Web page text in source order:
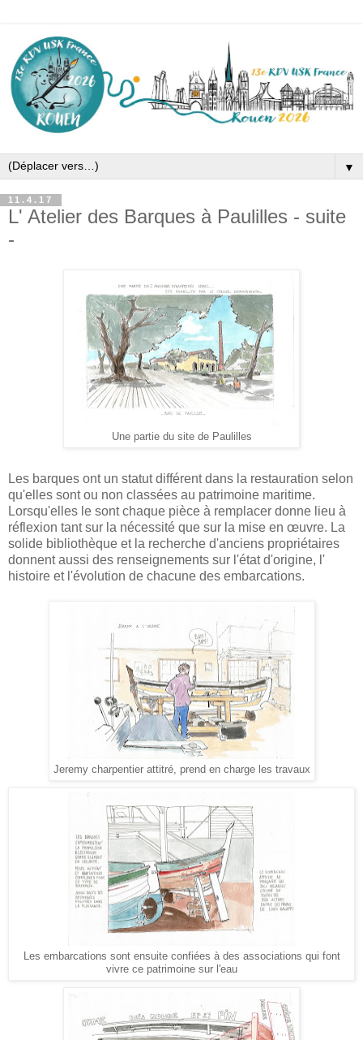
▼
11.4.17
L' Atelier des Barques à Paulilles - suite
-
Une partie du site de Paulilles
Les barques ont un statut différent dans la restauration selon
qu'elles sont ou non classées au patrimoine maritime.
Lorsqu'elles le sont chaque pièce à remplacer donne lieu à
réflexion tant sur la nécessité que sur la mise en œuvre. La
solide bibliothèque et la recherche d'anciens propriétaires
donnent aussi des renseignements sur l'état d'origine, l'
histoire et l'évolution de chacune des embarcations.
Jeremy charpentier attitré, prend en charge les travaux
Les embarcations sont ensuite confiées à des associations qui font
vivre ce patrimoine sur l'eau